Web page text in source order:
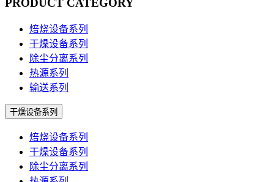
PRODUCT CATEGORY
焙烧设备系列
干燥设备系列
除尘分离系列
热源系列
输送系列
干燥设备系列
焙烧设备系列
干燥设备系列
除尘分离系列